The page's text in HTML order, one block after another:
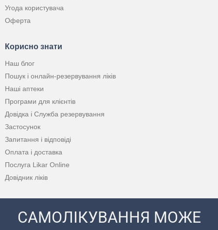
Угода користувача
Оферта
Корисно знати
Наш блог
Пошук і онлайн-резервування ліків
Наші аптеки
Програми для клієнтів
Довідка і Служба резервування
Застосунок
Запитання і відповіді
Оплата і доставка
Послуга Likar Online
Довідник ліків
САМОЛІКУВАННЯ МОЖЕ